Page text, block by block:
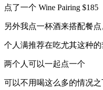
点了一个 Wine Pairing $185
另外我点一杯酒来搭配餐点
个人满推荐在吃尤其这种
两个人可以一起点一个
可以不用喝这么多的情况之